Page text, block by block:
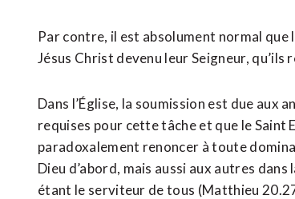
Par contre, il est absolument normal que
Jésus Christ devenu leur Seigneur,
Dans l’Église, la soumission est due aux
requises pour cette tâche et que le Saint
paradoxalement renoncer à toute
Dieu d’abord, mais aussi aux autres
étant le serviteur de tous (Matthieu